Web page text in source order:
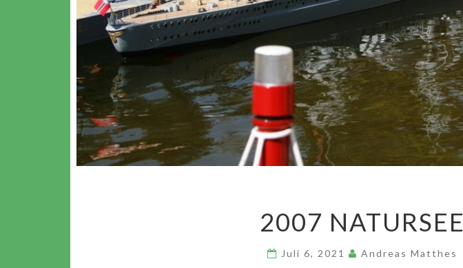
NATURSEE
2007 NATURSEE
Juli 6, 2021 Andreas Matthes